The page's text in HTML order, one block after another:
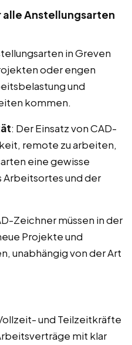
Anstellungsarten
in Greven
oder engen
und
kommen.
: Der Einsatz von CAD-
remote zu arbeiten,
eine gewisse
Arbeitsortes und der
Zeichner müssen in der
Projekte und
unabhängig von der Art
und Teilzeitkräfte
mit klar